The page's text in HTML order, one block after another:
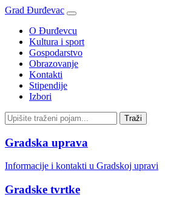
Grad Đurđevac
O Đurđevcu
Kultura i sport
Gospodarstvo
Obrazovanje
Kontakti
Stipendije
Izbori
Gradska uprava
Informacije i kontakti u Gradskoj upravi
Gradske tvrtke